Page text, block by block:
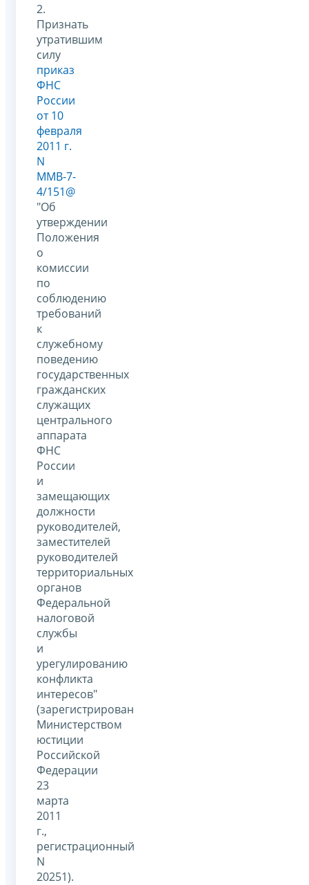
2.
Признать
утратившим
силу
приказ
ФНС
России
от 10
февраля
2011 г.
N
ММВ-7-
4/151@
"Об
утверждении
Положения
о
комиссии
по
соблюдению
требований
к
служебному
поведению
государственных
гражданских
служащих
центрального
аппарата
ФНС
России
и
замещающих
должности
руководителей,
заместителей
руководителей
территориальных
органов
Федеральной
налоговой
службы
и
урегулированию
конфликта
интересов"
(зарегистрирован
Министерством
юстиции
Российской
Федерации
23
марта
2011
г.,
регистрационный
N
20251).